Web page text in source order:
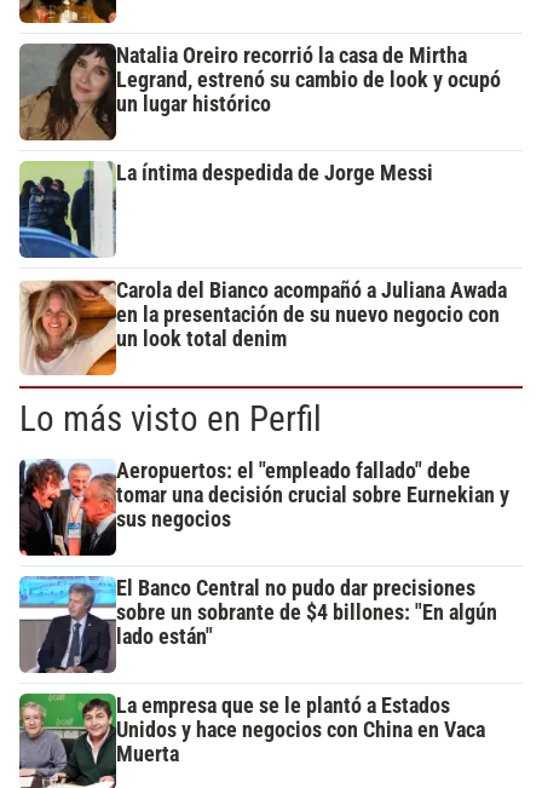
Natalia Oreiro recorrió la casa de Mirtha
Legrand, estrenó su cambio de look y ocupó
un lugar histórico
La íntima despedida de Jorge Messi
Carola del Bianco acompañó a Juliana Awada
en la presentación de su nuevo negocio con
un look total denim
Lo más visto en Perfil
Aeropuertos: el "empleado fallado" debe
tomar una decisión crucial sobre Eurnekian y
sus negocios
El Banco Central no pudo dar precisiones
sobre un sobrante de $4 billones: "En algún
lado están"
La empresa que se le plantó a Estados
Unidos y hace negocios con China en Vaca
Muerta